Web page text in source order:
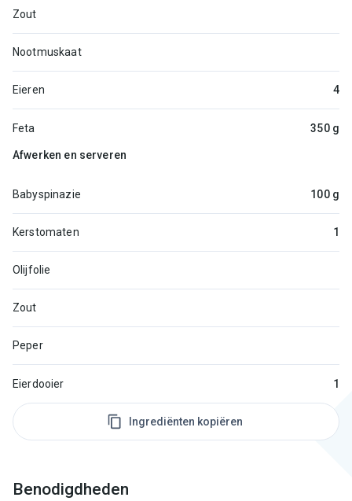
Zout
Nootmuskaat
Eieren 4
Feta 350 g
Afwerken en serveren
Babyspinazie 100 g
Kerstomaten 1
Olijfolie
Zout
Peper
Eierdooier 1
Ingrediënten kopiëren
Benodigdheden